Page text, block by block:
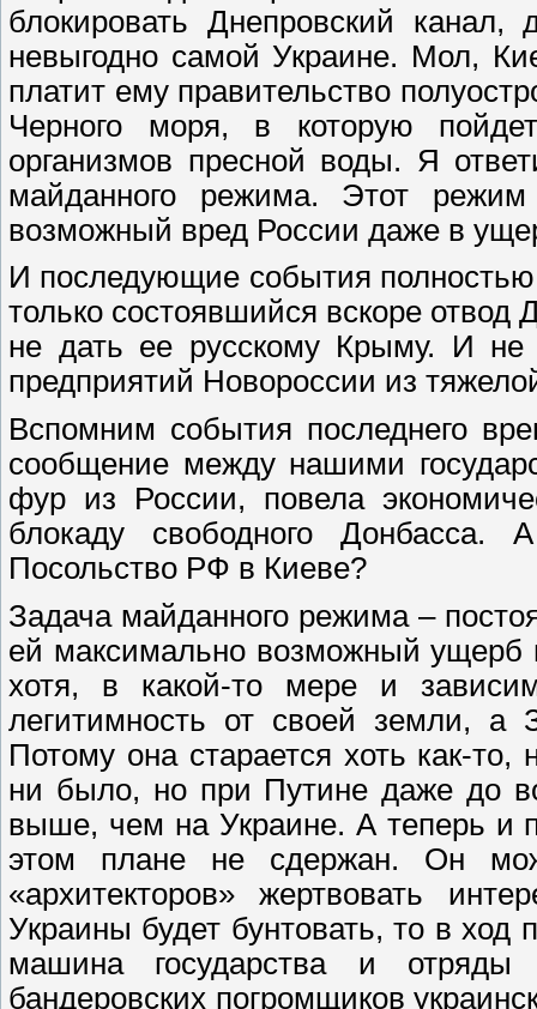
блокировать Днепровский
невыгодно самой Украине. Мол,
платит ему правительство
Черного моря, в которую
организмов пресной воды. Я
майданного режима. Этот режим
возможный вред России даже в
И последующие события
только состоявшийся вскоре
не дать ее русскому Крыму. И не
предприятий Новороссии из
Вспомним события последнего
сообщение между нашими
фур из России, повела
блокаду свободного Донбасса.
Посольство РФ в Киеве?
Задача майданного режима –
ей максимально возможный
хотя, в какой-то мере и
легитимность от своей земли,
Потому она старается хоть как-
ни было, но при Путине даже до
выше, чем на Украине. А теперь
этом плане не сдержан. Он
«архитекторов» жертвовать
Украины будет бунтовать, то в ход
машина государства и отряды
бандеровских погромщиков